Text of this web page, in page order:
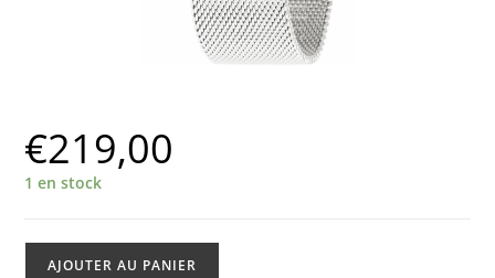
€219,00
1 en stock
AJOUTER AU PANIER